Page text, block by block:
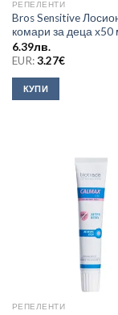
РЕПЕЛЕНТИ
Bros Sensitive
комари за деца х50
6.39лв.
EUR:3.27€
КУПИ
РЕПЕЛЕНТИ